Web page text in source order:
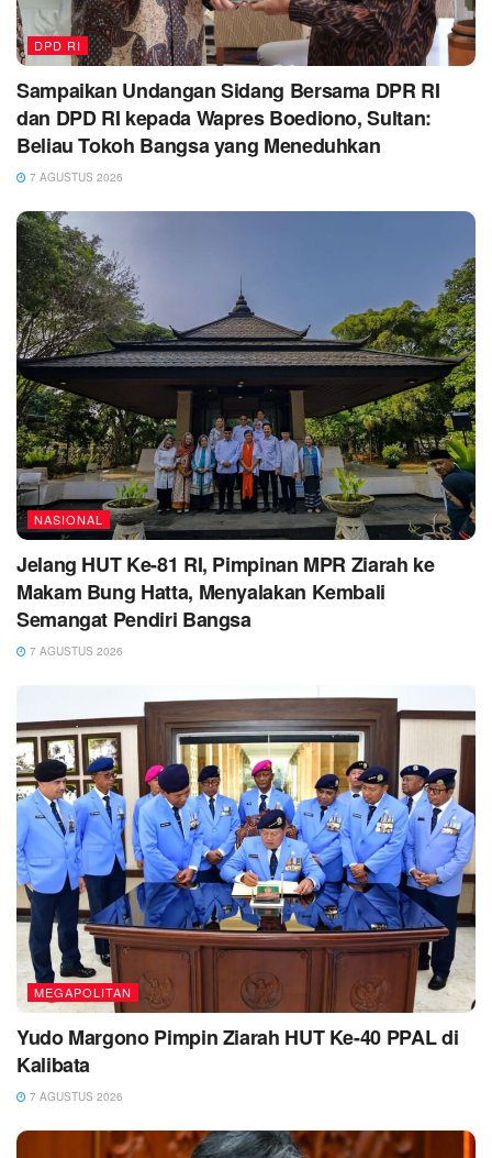
DPD RI
Sampaikan Undangan Sidang Bersama DPR RI
dan DPD RI kepada Wapres Boediono, Sultan:
Beliau Tokoh Bangsa yang Meneduhkan
7 AGUSTUS 2026
NASIONAL
Jelang HUT Ke-81 RI, Pimpinan MPR Ziarah ke
Makam Bung Hatta, Menyalakan Kembali
Semangat Pendiri Bangsa
7 AGUSTUS 2026
MEGAPOLITAN
Yudo Margono Pimpin Ziarah HUT Ke-40 PPAL di
Kalibata
7 AGUSTUS 2026